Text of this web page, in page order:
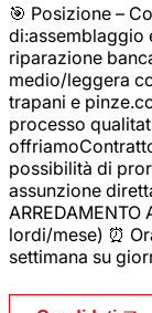
🎯 Posizione –
di:assemblaggio
riparazione
medio/leggera
trapani e
processo
possibilità di
assunzione
ARREDAMENTO
lordi/mese) ⏰
settimana su